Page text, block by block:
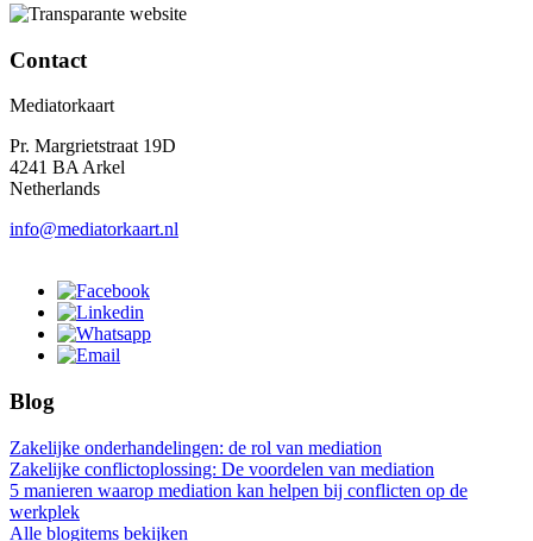
Contact
Mediatorkaart
Pr. Margrietstraat 19D
4241 BA Arkel
Netherlands
info@mediatorkaart.nl
Blog
Zakelijke onderhandelingen: de rol van mediation
Zakelijke conflictoplossing: De voordelen van mediation
5 manieren waarop mediation kan helpen bij conflicten op de
werkplek
Alle blogitems bekijken